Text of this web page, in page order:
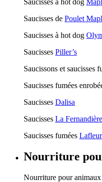
Saucisses à hot dog
Saucisses de Poulet
Saucisses à hot dog
Saucisses Piller’s
Saucissons et saucisses
Saucisses fumées
Saucisses Dalisa
Saucisses La Fernandière
Saucisses fumées Lafleur
Nourriture
Nourriture pour animaux